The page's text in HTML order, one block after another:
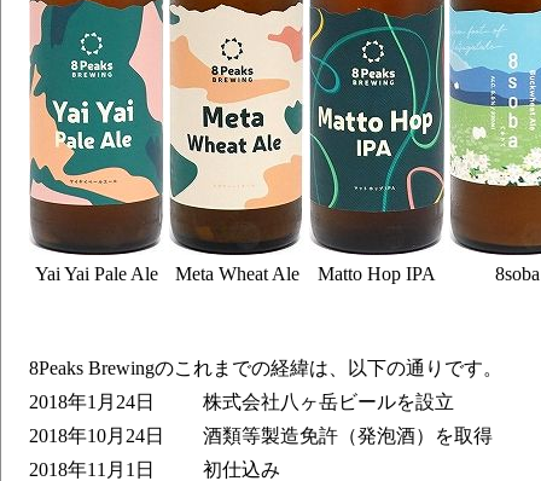
Yai Yai Pale Ale Meta Wheat Ale Matto Hop IPA 8soba
8Peaks Brewingのこれまでの経緯は、以下の通りです。
2018年1月24日
株式会社八ヶ岳ビールを設立
2018年10月24日
酒類等製造免許（発泡酒）を取得
2018年11月1日
初仕込み